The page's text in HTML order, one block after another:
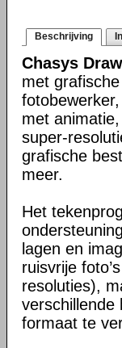
Beschrijving
Chasys
met
met
super-
grafische
meer.
Het
lagen en
ruisvrije
resoluties),
verschillende
formaat te